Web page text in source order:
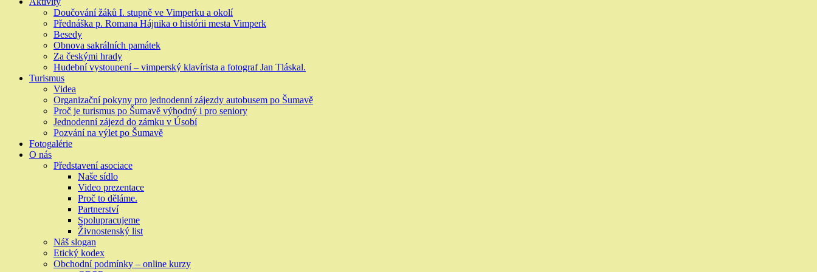
Doučování žáků I. stupně ve Vimperku a okolí
Přednáška p. Romana Hájnika o histórii mesta Vimperk
Besedy
Obnova sakrálních památek
Za českými hrady
Hudební vystoupení – vimperský klavírista a fotograf Jan Tláskal.
Turismus
Videa
Organizační pokyny pro jednodenní zájezdy autobusem po Šumavě
Proč je turismus po Šumavě výhodný i pro seniory
Jednodenní zájezd do zámku v Úsobí
Pozvání na výlet po Šumavě
Fotogalérie
O nás
Představení asociace
Naše sídlo
Video prezentace
Proč to děláme.
Partnerství
Spolupracujeme
Živnostenský list
Náš slogan
Etický kodex
Obchodní podmínky – online kurzy